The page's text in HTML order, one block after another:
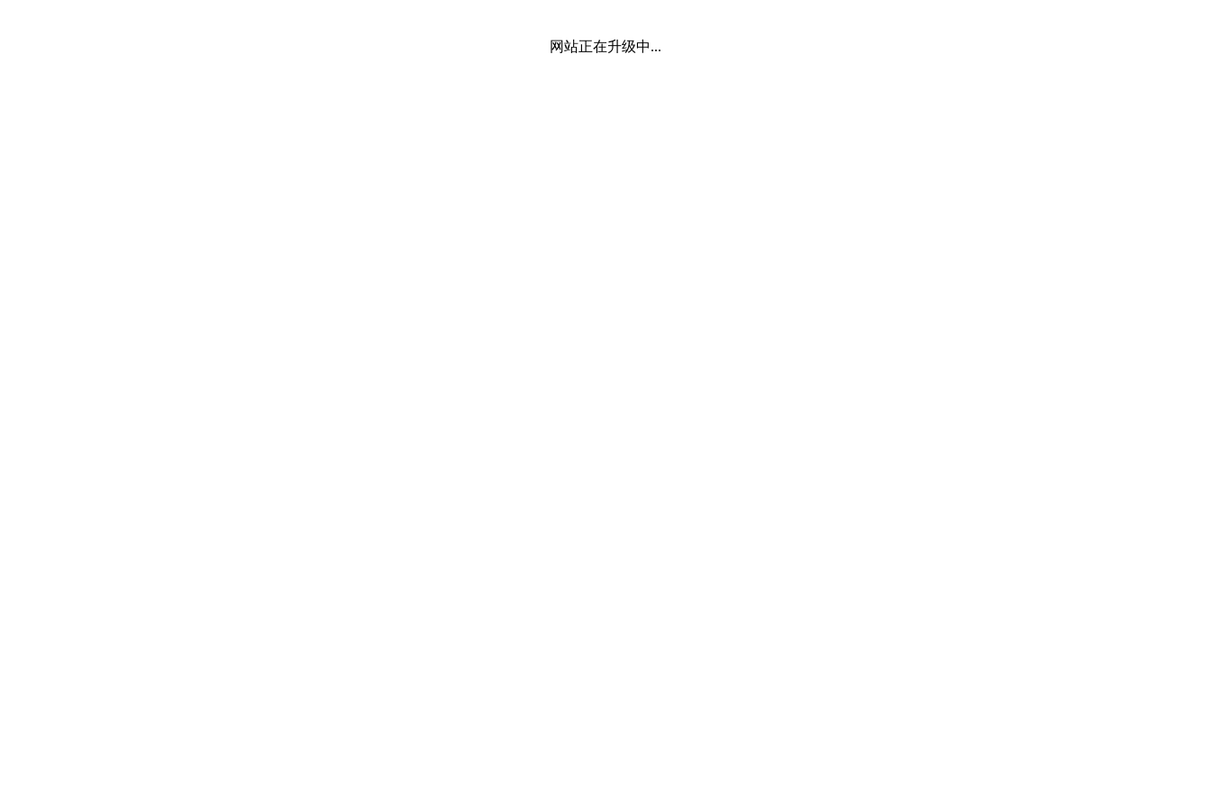
网站正在升级中...